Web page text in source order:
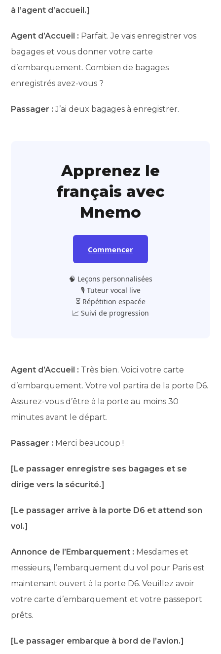
à l’agent d’accueil.]
Agent d’Accueil : Parfait. Je vais enregistrer vos
bagages et vous donner votre carte
d’embarquement. Combien de bagages
enregistrés avez-vous ?
Passager : J’ai deux bagages à enregistrer.
Apprenez le
français avec
Mnemo
Commencer
🧠 Leçons personnalisées
🎙️ Tuteur vocal live
⏳ Répétition espacée
📈 Suivi de progression
Agent d’Accueil : Très bien. Voici votre carte
d’embarquement. Votre vol partira de la porte D6.
Assurez-vous d’être à la porte au moins 30
minutes avant le départ.
Passager : Merci beaucoup !
[Le passager enregistre ses bagages et se
dirige vers la sécurité.]
[Le passager arrive à la porte D6 et attend son
vol.]
Annonce de l’Embarquement : Mesdames et
messieurs, l’embarquement du vol pour Paris est
maintenant ouvert à la porte D6. Veuillez avoir
votre carte d’embarquement et votre passeport
prêts.
[Le passager embarque à bord de l’avion.]